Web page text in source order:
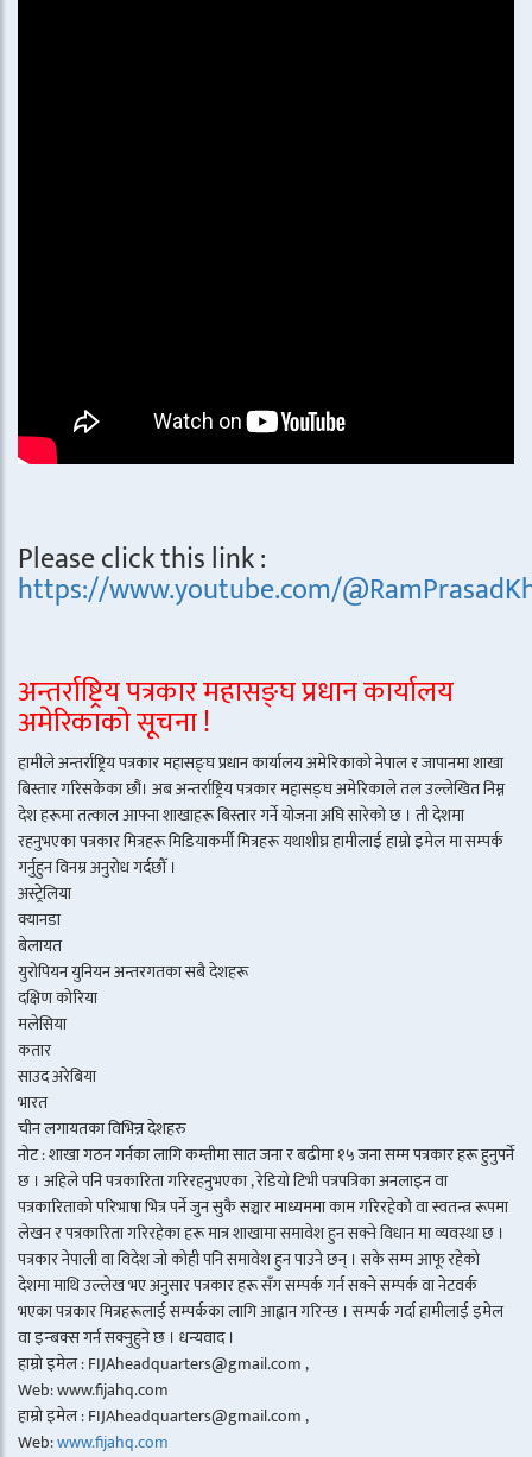
Please click this link :
https://www.youtube.com/
अन्तर्राष्ट्रिय पत्रकार महासङ्घ प्रधान कार्यालय
अमेरिकाको सूचना !
हामीले अन्तर्राष्ट्रिय पत्रकार महासङ्घ प्रधान कार्यालय अमेरिकाको नेपाल र जापानमा शाखा
बिस्तार गरिसकेका छौं। अब अन्तर्राष्ट्रिय पत्रकार महासङ्घ अमेरिकाले तल उल्लेखित निम्न
देश हरूमा तत्काल आफ्ना शाखाहरू बिस्तार गर्ने योजना अघि सारेको छ । ती देशमा
रहनुभएका पत्रकार मित्रहरू मिडियाकर्मी मित्रहरू यथाशीघ्र हामीलाई हाम्रो इमेल मा सम्पर्क
गर्नुहुन विनम्र अनुरोध गर्दछौँ ।
अस्ट्रेलिया
क्यानडा
बेलायत
युरोपियन युनियन अन्तरगतका सबै देशहरू
दक्षिण कोरिया
मलेसिया
कतार
साउद अरेबिया
भारत
चीन लगायतका विभिन्न देशहरु
नोट : शाखा गठन गर्नका लागि कम्तीमा सात जना र बढीमा १५ जना सम्म पत्रकार हरू हुनुपर्ने
छ । अहिले पनि पत्रकारिता गरिरहनुभएका , रेडियो टिभी पत्रपत्रिका अनलाइन वा
पत्रकारिताको परिभाषा भित्र पर्ने जुन सुकै सञ्चार माध्यममा काम गरिरहेको वा स्वतन्त्र रूपमा
लेखन र पत्रकारिता गरिरहेका हरू मात्र शाखामा समावेश हुन सक्ने विधान मा व्यवस्था छ ।
पत्रकार नेपाली वा विदेश जो कोही पनि समावेश हुन पाउने छन् । सके सम्म आफू रहेको
देशमा माथि उल्लेख भए अनुसार पत्रकार हरू सँग सम्पर्क गर्न सक्ने सम्पर्क वा नेटवर्क
भएका पत्रकार मित्रहरूलाई सम्पर्कका लागि आह्वान गरिन्छ । सम्पर्क गर्दा हामीलाई इमेल
वा इन्बक्स गर्न सक्नुहुने छ । धन्यवाद ।
हाम्रो इमेल : FIJAheadquarters@gmail.com ,
Web: www.fijahq.com
हाम्रो इमेल : FIJAheadquarters@gmail.com ,
Web:www.fijahq.com